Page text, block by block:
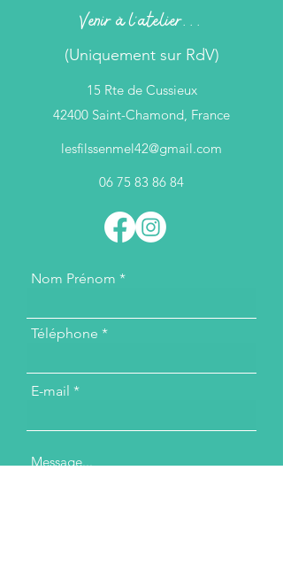
Venir à l'atelier...
(Uniquement sur RdV)
15 Rte de Cussieux
42400 Saint-Chamond, France
lesfilssenmel42@gmail.com
06 75 83 86 84
Nom Prénom
Téléphone
E-mail
Message...